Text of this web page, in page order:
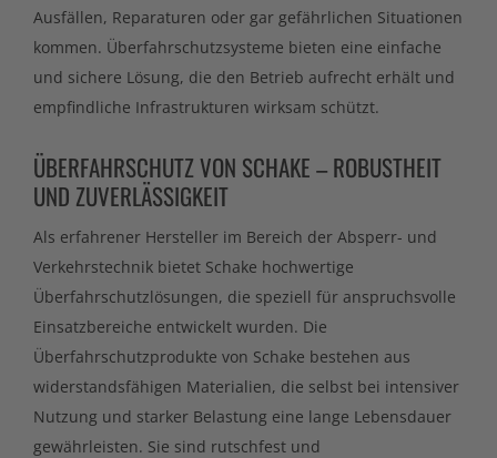
Ausfällen, Reparaturen oder gar gefährlichen Situationen
kommen. Überfahrschutzsysteme bieten eine einfache
und sichere Lösung, die den Betrieb aufrecht erhält und
empfindliche Infrastrukturen wirksam schützt.
ÜBERFAHRSCHUTZ VON SCHAKE – ROBUSTHEIT
UND ZUVERLÄSSIGKEIT
Als erfahrener Hersteller im Bereich der Absperr- und
Verkehrstechnik bietet Schake hochwertige
Überfahrschutzlösungen, die speziell für anspruchsvolle
Einsatzbereiche entwickelt wurden. Die
Überfahrschutzprodukte von Schake bestehen aus
widerstandsfähigen Materialien, die selbst bei intensiver
Nutzung und starker Belastung eine lange Lebensdauer
gewährleisten. Sie sind rutschfest und